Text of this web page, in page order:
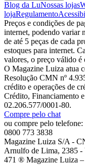
Blog da LuNossas lojas
lojaRegulamento
Preços e condições de
internet, podendo variar
de até 5 peças de cada
estoques para internet.
valores, o preço válido é
O Magazine Luiza atua
Resolução CMN nº
crédito e operações de
Crédito, Financiamento
02.206.577/0001-80.
Compre pelo chat
ou compre pelo telefone:
0800 773 3838
Magazine Luiza S/A -
Arnulfo de Lima, 2385 -
471 ® Magazine Luiza –